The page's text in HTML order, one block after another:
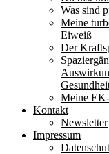
Was sind
Meine
Eiweiß
Der
Meine
Kontakt
Newsletter
Impressum